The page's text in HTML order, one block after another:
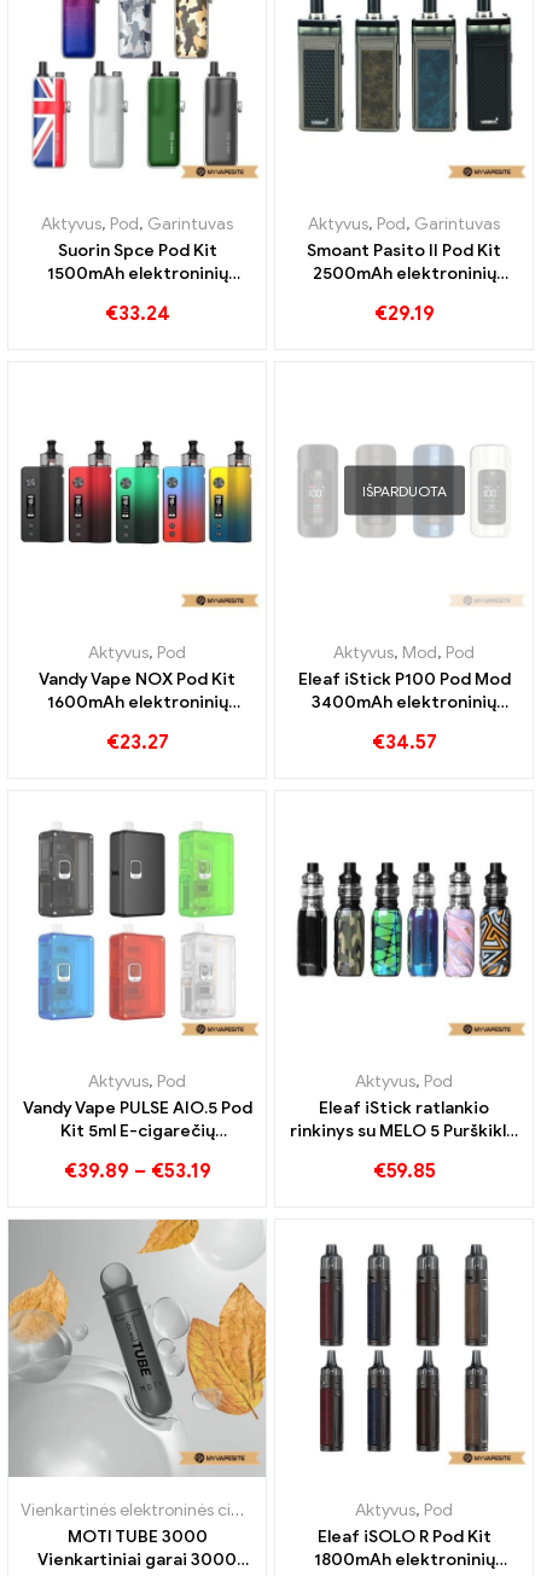
Aktyvus,Pod,Garintuvas
Suorin Spce Pod Kit
Aktyvus,Pod,Garintuvas
Smoant Pasito II Pod Kit
Aktyvus,Pod
Vandy Vape NOX Pod Kit
1600mAh elektroninių
prekyba 丨Customed
€23.27
IŠPARDUOTA
Aktyvus,Mod,Pod
Eleaf iStick P100 Pod Mod
3400mAh elektroninių
Aktyvus,Pod Aktyvus,Pod